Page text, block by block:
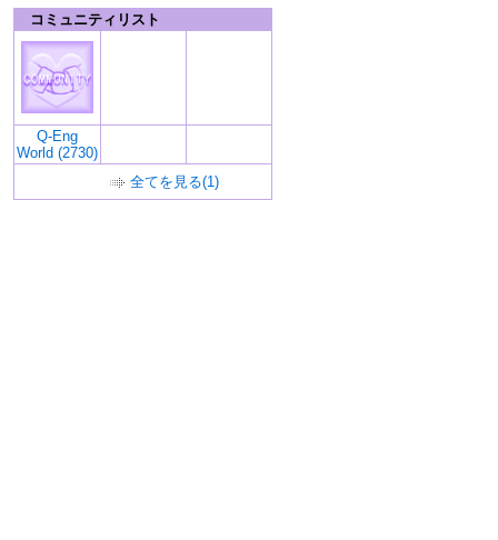
コミュニティリスト
Q-Eng
World (2730)
全てを見る(1)